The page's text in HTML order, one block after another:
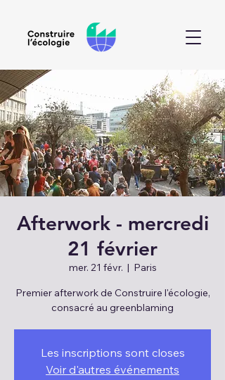
Afterwork - mercredi
21 février
mer. 21 févr.
  |
Paris
Premier afterwork de Construire l'écologie,
consacré au greenblaming
Les inscriptions sont closes
Voir d'autres événements